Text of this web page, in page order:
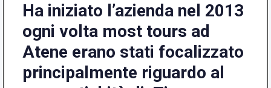
Ha iniziato l’azienda nel 2013
ogni volta most tours ad
Atene erano stati focalizzato
principalmente riguardo al